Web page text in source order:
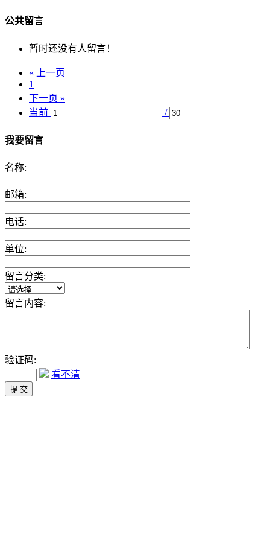
公共留言
暂时还没有人留言！
« 上一页
1
下一页 »
当前
/
我要留言
名称:
邮箱:
电话:
单位:
留言分类:
留言内容:
验证码:
看不清